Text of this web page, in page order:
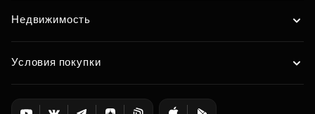
Недвижимость
Условия покупки